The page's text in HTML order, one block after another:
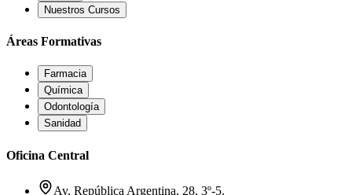
Nuestros Cursos
Áreas Formativas
Farmacia
Química
Odontología
Sanidad
Oficina Central
Av. República Argentina, 28, 3º-5.